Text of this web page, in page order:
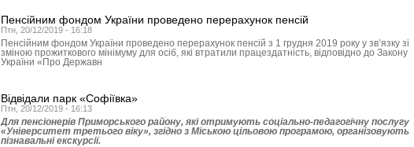
Пенсійним фондом України проведено перерахунок пенсій
Птн, 20/12/2019 - 16:18
Пенсійним фондом України проведено перерахунок пенсій з 1 грудня 2019 року у зв’язку зі
зміною прожиткового мінімуму для осіб, які втратили працездатність, відповідно до Закону
України «Про Державн
Відвідали парк «Софіївка»
Птн, 20/12/2019 - 16:13
Для пенсіонерів Приморського району, які отримують соціально-педагогічну послугу
«Університет третього віку», згідно з Міською цільовою програмою, організовують
пізнавальні екскурсії.